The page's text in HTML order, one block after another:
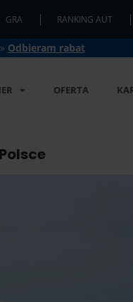
GRA RANKING AUT
Odbieram rabat
OFERTA